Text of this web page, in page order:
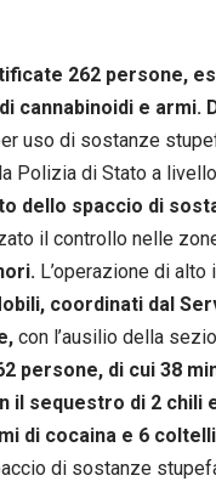
262 persone,
cannabinoidi e
uso di sostanze
Polizia di Stato a
dello spaccio di
il controllo nelle
L’operazione di
coordinati dal
con l’ausilio della
persone, di cui 38
il sequestro di 2 chili
di cocaina e 6
di sostanze